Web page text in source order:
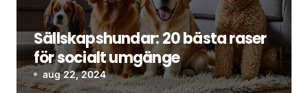
Sällskapshundar: 20 bästa raser
för socialt umgänge
aug 22, 2024